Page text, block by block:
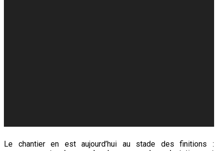
Le chantier en est aujourd’hui au stade des finitions :